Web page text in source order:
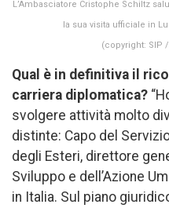
L’Ambasciatore Cristophe Schiltz
la sua visita ufficiale in
(copyright: SIP
Qual è in definitiva il
carriera diplomatica?
svolgere attività molto
distinte: Capo del
degli Esteri, direttore
Sviluppo e dell’Azione
in Italia. Sul piano